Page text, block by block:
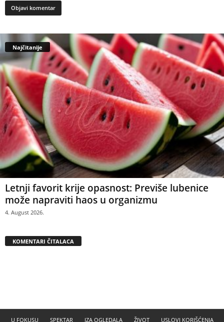
Najčitanije
Letnji favorit krije opasnost: Previše lubenice
može napraviti haos u organizmu
4. August 2026.
KOMENTARI ČITALACA
U FOKUSU SPEKTAR IZA OGLEDALA ŽIVOT USLOVI KORIŠĆENJA